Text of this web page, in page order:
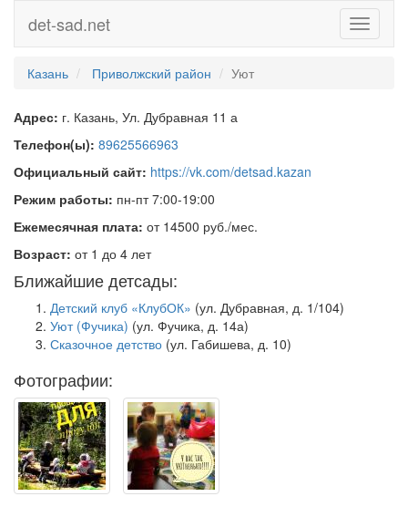
Toggle
det-sad.net
Казань Приволжский район Уют
Адрес: г. Казань, Ул. Дубравная 11 а
Телефон(ы): 89625566963
Официальный сайт: https://vk.com/detsad.kazan
Режим работы: пн-пт 7:00-19:00
Ежемесячная плата: от 14500 руб./мес.
Возраст: от 1 до 4 лет
Ближайшие детсады:
Детский клуб «КлубОК» (ул. Дубравная, д. 1/104)
Уют (Фучика) (ул. Фучика, д. 14а)
Сказочное детство (ул. Габишева, д. 10)
Фотографии: